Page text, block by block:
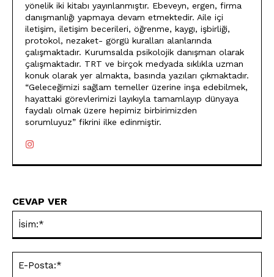
yönelik iki kitabı yayınlanmıştır. Ebeveyn, ergen, firma
danışmanlığı yapmaya devam etmektedir. Aile içi
iletişim, iletişim becerileri, öğrenme, kaygı, işbirliği,
protokol, nezaket- görgü kuralları alanlarında
çalışmaktadır. Kurumsalda psikolojik danışman olarak
çalışmaktadır. TRT ve birçok medyada sıklıkla uzman
konuk olarak yer almakta, basında yazıları çıkmaktadır.
“Geleceğimizi sağlam temeller üzerine inşa edebilmek,
hayattaki görevlerimizi layıkıyla tamamlayıp dünyaya
faydalı olmak üzere hepimiz birbirimizden
sorumluyuz” fikrini ilke edinmiştir.
CEVAP VER